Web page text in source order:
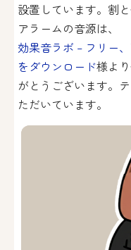
設置しています。割と
アラームの音源は、
効果音ラボ – フリー
をダウンロード様よ
がとうございます。
ただいています。